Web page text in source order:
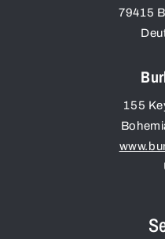
79415
155